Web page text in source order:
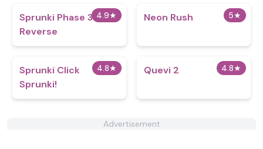
4.9★
Sprunki Phase 3
Reverse
5★
Neon Rush
4.8★
Sprunki Click
Sprunki!
4.8★
Quevi 2
Advertisement